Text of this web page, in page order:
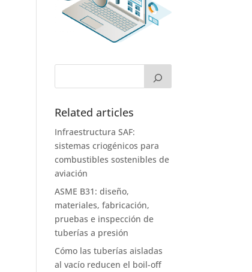
Related articles
Infraestructura SAF:
sistemas criogénicos para
combustibles sostenibles de
aviación
ASME B31: diseño,
materiales, fabricación,
pruebas e inspección de
tuberías a presión
Cómo las tuberías aisladas
al vacío reducen el boil-off